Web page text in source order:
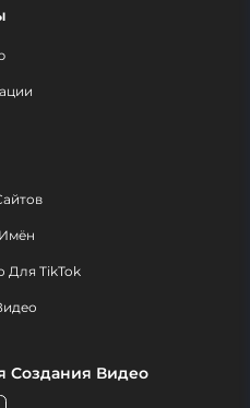
Для TikTok
Создания Видео